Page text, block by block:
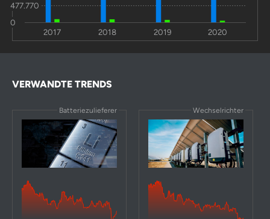
2017 2018 2019 2020
477.770
0
VERWANDTE TRENDS
Batteriezulieferer Wechselrichter